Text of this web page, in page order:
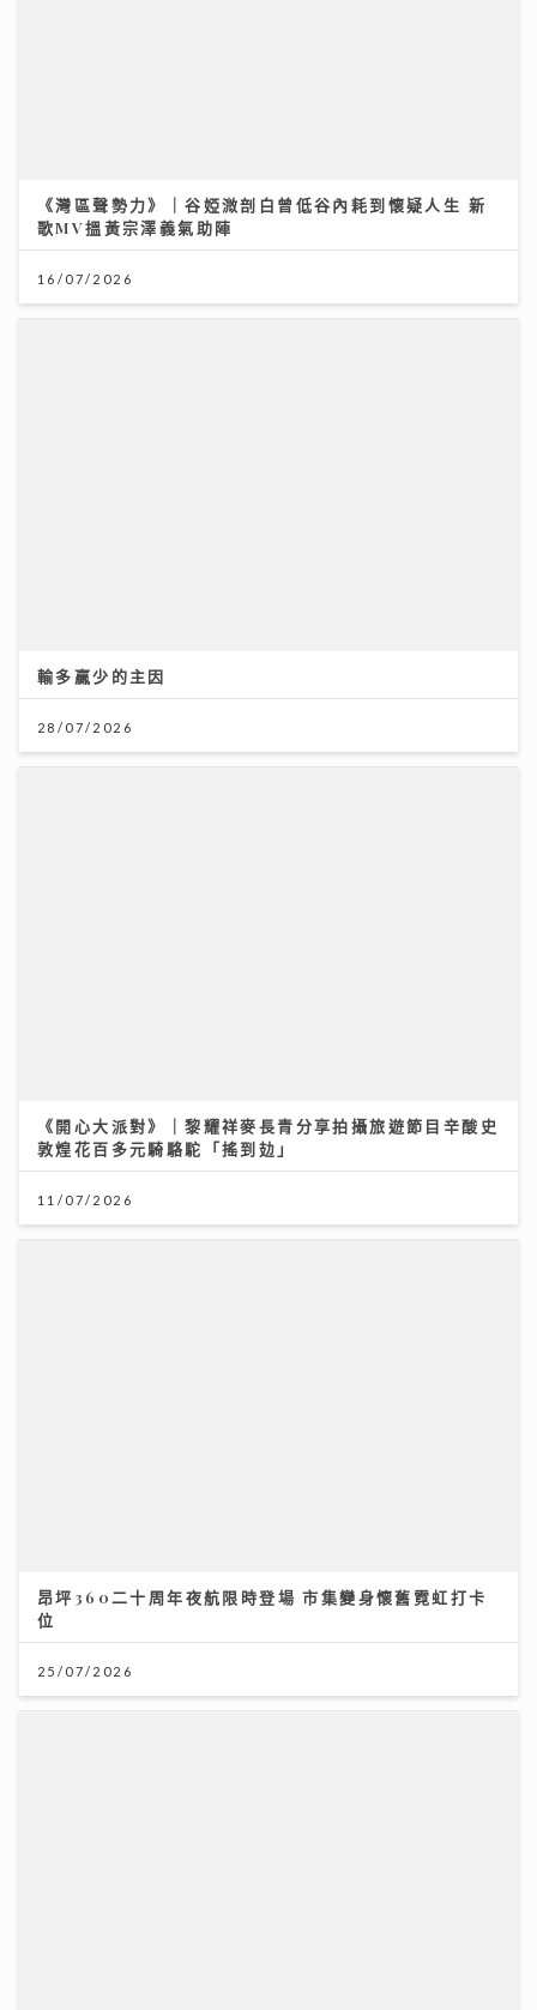
《灣區聲勢力》｜谷婭溦剖白曾低谷內耗到懷疑人生 新
歌MV搵黃宗澤義氣助陣
16/07/2026
輸多贏少的主因
28/07/2026
《開心大派對》｜黎耀祥麥長青分享拍攝旅遊節目辛酸史
敦煌花百多元騎駱駝「搖到攰」
11/07/2026
昂坪360二十周年夜航限時登場 市集變身懷舊霓虹打卡
位
25/07/2026